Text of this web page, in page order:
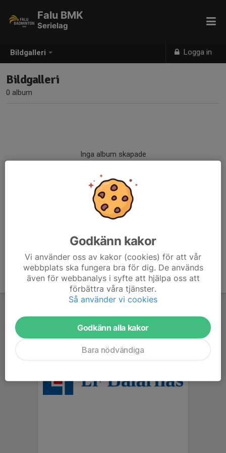
Bildgalleri Logga in
Falu BMK
Serielag
Bildgalleri
0 album
Inga album skapade
Godkänn kakor
Vi använder oss av kakor (cookies) för att vår
webbplats ska fungera bra för dig. De används
även för webbanalys i syfte att hjälpa oss att
förbättra våra tjänster.
Så använder vi cookies
Godkänn alla kakor
Bara nödvändiga